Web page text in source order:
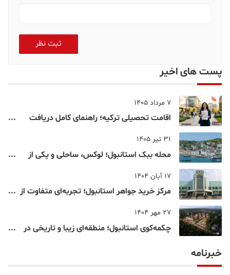
ثبت نظر
پست های اخیر
7 مرداد 1405
اقامت تحصیلی ترکیه؛ راهنمای کامل دریافت
31 تیر 1405
محله ببک استانبول؛ لوکس، ساحلی و یکی از
17 آبان 1404
مرکز خرید جواهر استانبول؛ تجربه‌ای متفاوت از
27 مهر 1404
چکمه‌کوی استانبول؛ منطقه‌ای زیبا و تاریخی در
خبرنامه